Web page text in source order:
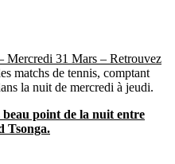
Mercredi 31 Mars – Retrouvez
matchs de tennis, comptant
la nuit de mercredi à jeudi.
point de la nuit entre
Tsonga.